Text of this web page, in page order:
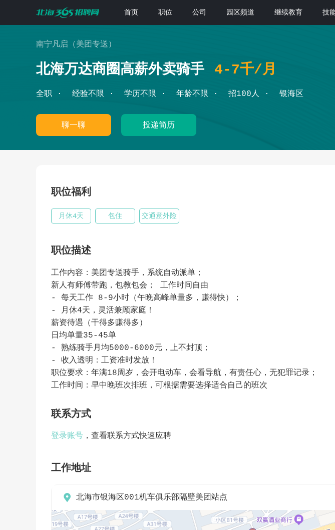
首页 职位 公司 园区频道 继续教育 技
南宁凡启（美团专送）
北海万达商圈高薪外卖骑手 4-7千/月
全职 经验不限 学历不限 年龄不限 招100人 银海区
聊一聊 投递简历
职位福利
月休4天 包住 交通意外险
职位描述
工作内容：美团专送骑手，系统自动派单；
新人有师傅带跑，包教包会； 工作时间自由
- 每天工作 8-9小时（午晚高峰单量多，赚得快）；
- 月休4天，灵活兼顾家庭！
薪资待遇（干得多赚得多）
日均单量35-45单
- 熟练骑手月均5000-6000元，上不封顶；
- 收入透明：工资准时发放！
职位要求：年满18周岁，会开电动车，会看导航，有责任心，无犯罪记录；
工作时间：早中晚班次排班，可根据需要选择适合自己的班次
联系方式
登录账号 ，查看联系方式快速应聘
工作地址
 北海市银海区001机车俱乐部隔壁美团站点